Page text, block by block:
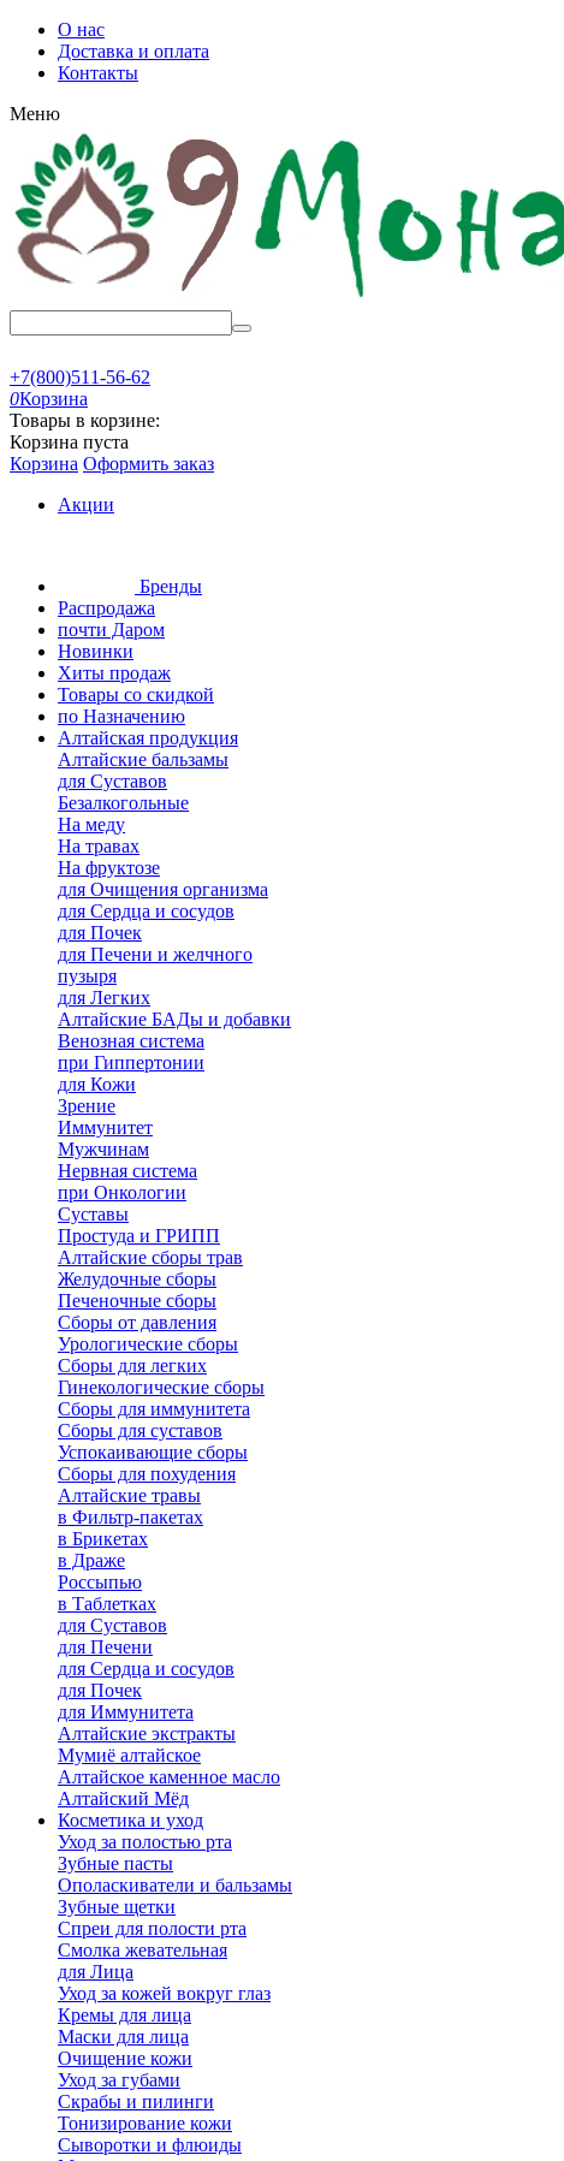
О нас
Доставка и оплата
Контакты
Меню
+7(800)511-56-62
0Корзина
Товары в корзине:
Корзина пуста
Корзина Оформить заказ
Акции
Бренды
Распродажа
почти Даром
Новинки
Хиты продаж
Товары со скидкой
по Назначению
Алтайская продукция
Алтайские бальзамы
для Суставов
Безалкогольные
На меду
На травах
На фруктозе
для Очищения организма
для Сердца и сосудов
для Почек
для Печени и желчного
пузыря
для Легких
Алтайские БАДы и добавки
Венозная система
при Гиппертонии
для Кожи
Зрение
Иммунитет
Мужчинам
Нервная система
при Онкологии
Суставы
Простуда и ГРИПП
Алтайские сборы трав
Желудочные сборы
Печеночные сборы
Сборы от давления
Урологические сборы
Сборы для легких
Гинекологические сборы
Сборы для иммунитета
Сборы для суставов
Успокаивающие сборы
Сборы для похудения
Алтайские травы
в Фильтр-пакетах
в Брикетах
в Драже
Россыпью
в Таблетках
для Cуставов
для Печени
для Сердца и сосудов
для Почек
для Иммунитета
Алтайские экстракты
Мумиё алтайское
Алтайское каменное масло
Алтайский Мёд
Косметика и уход
Уход за полостью рта
Зубные пасты
Ополаскиватели и бальзамы
Зубные щетки
Спреи для полости рта
Смолка жевательная
для Лица
Уход за кожей вокруг глаз
Кремы для лица
Маски для лица
Очищение кожи
Уход за губами
Скрабы и пилинги
Тонизирование кожи
Сыворотки и флюиды